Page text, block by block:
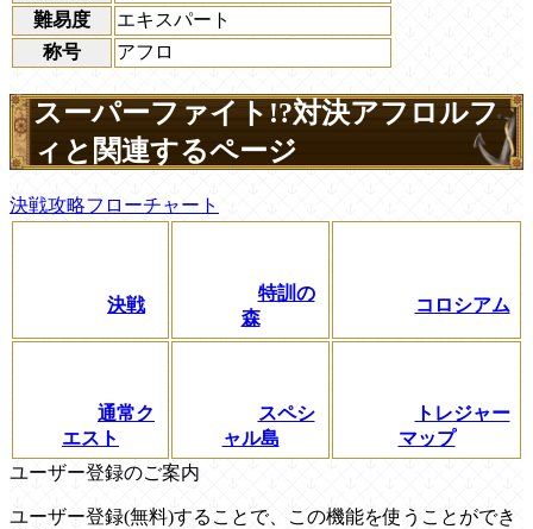
難易度
エキスパート
称号
アフロ
スーパーファイト!?対決アフロルフ
ィと関連するページ
決戦攻略フローチャート
決戦
特訓の
森
コロシアム
通常ク
エスト
スペシ
ャル島
トレジャー
マップ
ユーザー登録のご案内
ユーザー登録(無料)することで、この機能を使うことができ